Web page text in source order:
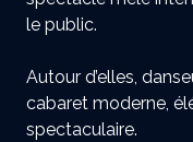
le public.
Autour d’elles,
cabaret moderne,
spectaculaire.